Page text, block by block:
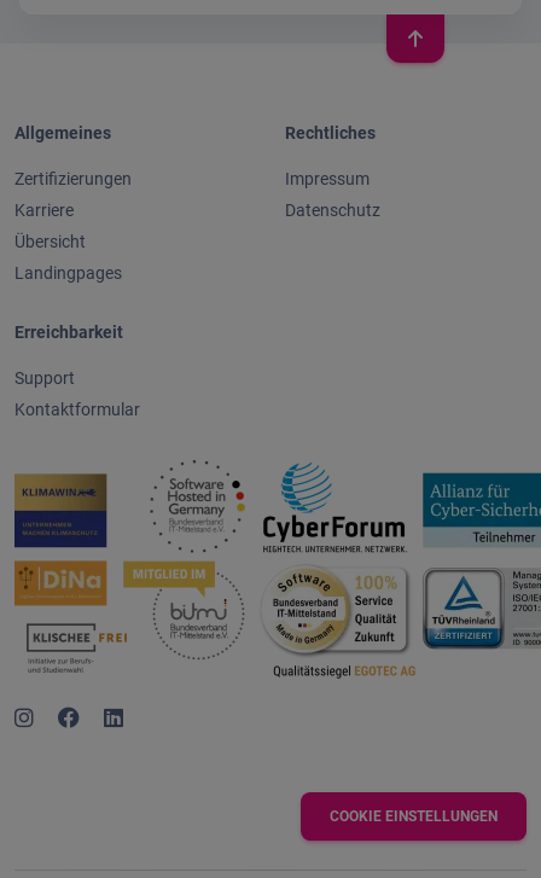
Allgemeines
Zertifizierungen
Karriere
Übersicht
Landingpages
Rechtliches
Impressum
Datenschutz
Erreichbarkeit
Support
Kontaktformular
COOKIE EINSTELLUNGEN